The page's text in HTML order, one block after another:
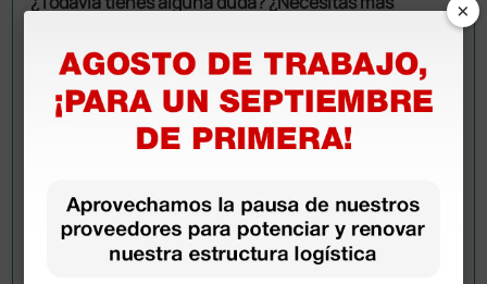
Envía ahora mismo tu pregunta a los colegas que ya
han adquirido este producto.
Envía tu pregunta
×